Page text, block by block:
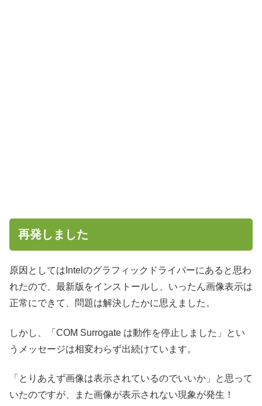
再発しました
原因としてはIntelのグラフィックドライバーにあると思わ
れたので、最新版をインストールし、いったん画像表示は
正常にできて、問題は解決したかに思えました。
しかし、「COM Surrogate は動作を停止しました」とい
うメッセージは相変わらず出続けています。
「とりあえず画像は表示されているのでいいか」と思って
いたのですが、また画像が表示されない現象が発生！